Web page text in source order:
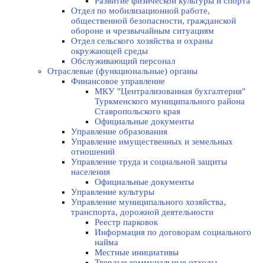
Отдел по мобилизационной работе,
общественной безопасности, гражданской
оборонe и чрезвычайным ситуациям
Отдел сельского хозяйства и охраны
окружающей среды
Обслуживающий персонал
Отраслевые (функциональные) органы
Финансовое управление
МКУ "Централизованная бухгалтерия"
Туркменского муниципального района
Ставропольского края
Официальные документы
Управление образования
Управление имущественных и земельных
отношений
Управление труда и социальной защиты
населения
Официальные документы
Управление культуры
Управление муниципального хозяйства,
транспорта, дорожной деятельности
Реестр парковок
Информация по договорам социального
найма
Местные инициативы